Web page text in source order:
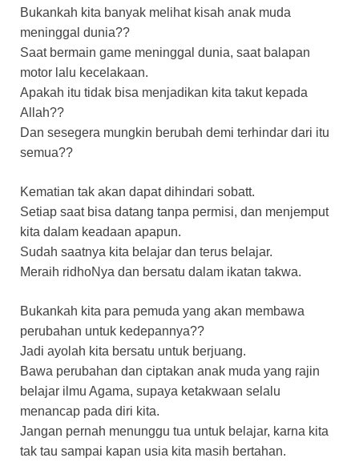
Bukankah kita banyak melihat kisah anak muda
meninggal dunia??
Saat bermain game meninggal dunia, saat balapan
motor lalu kecelakaan.
Apakah itu tidak bisa menjadikan kita takut kepada
Allah??
Dan sesegera mungkin berubah demi terhindar dari itu
semua??
Kematian tak akan dapat dihindari sobatt.
Setiap saat bisa datang tanpa permisi, dan menjemput
kita dalam keadaan apapun.
Sudah saatnya kita belajar dan terus belajar.
Meraih ridhoNya dan bersatu dalam ikatan takwa.
Bukankah kita para pemuda yang akan membawa
perubahan untuk kedepannya??
Jadi ayolah kita bersatu untuk berjuang.
Bawa perubahan dan ciptakan anak muda yang rajin
belajar ilmu Agama, supaya ketakwaan selalu
menancap pada diri kita.
Jangan pernah menunggu tua untuk belajar, karna kita
tak tau sampai kapan usia kita masih bertahan.